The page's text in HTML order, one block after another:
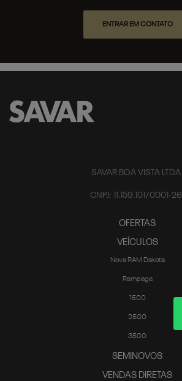
ENTRAR EM CONTATO
SAVAR BOA VISTA LTDA
CNPJ: 11.159.101/0001-26
OFERTAS
VEÍCULOS
Nova RAM Dakota
Rampage
1500
2500
3500
SEMINOVOS
VENDAS DIRETAS